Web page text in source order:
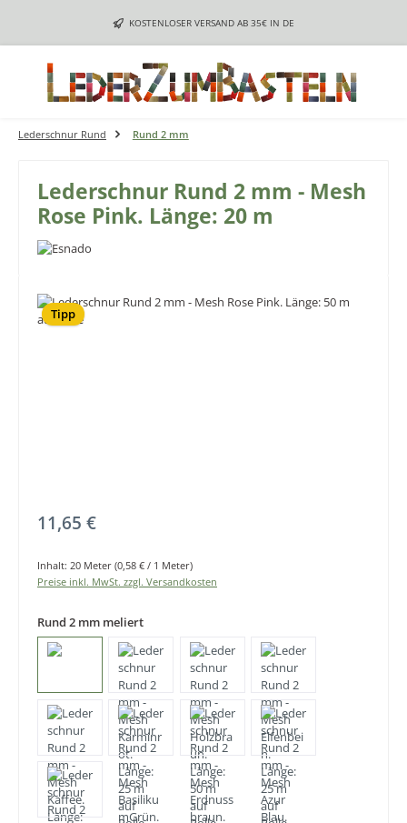
Zum Hauptinhalt springenKOSTENLOSER VERSAND AB 35€ IN DE
Lederschnur Rund Rund 2 mm
Lederschnur Rund 2 mm - Mesh
Rose Pink. Länge: 20 m
Bildergalerie überspringen
Tipp
Regulärer Preis:
11,65 €
Inhalt: 20 Meter (0,58 € / 1 Meter)
Preise inkl. MwSt. zzgl. Versandkosten
Rund 2 mm meliert